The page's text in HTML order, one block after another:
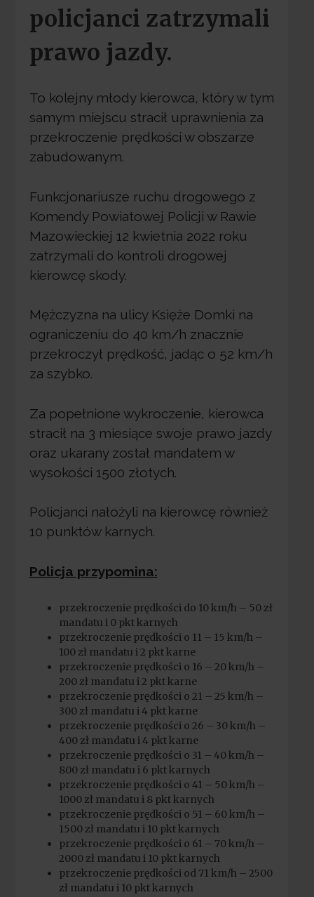
policjanci zatrzymali
prawo jazdy.
To kolejny młody kierowca, który w tym
samym miejscu stracił uprawnienia za
przekroczenie prędkości w obszarze
zabudowanym.
Funkcjonariusze ruchu drogowego z
Komendy Powiatowej Policji w Rawie
Mazowieckiej 12 kwietnia 2022 roku
zatrzymali do kontroli drogowej
kierowcę skody.
Mężczyzna na ulicy Księże Domki na
ograniczeniu do 40 km/h znacznie
przekroczył prędkość, jadąc o 52 km/h
za szybko.
Za popełnione wykroczenie, kierowca
stracił na 3 miesiące swoje prawo jazdy
oraz ukarany został mandatem w
wysokości 1500 złotych.
Policjanci nałożyli na kierowcę również
10 punktów karnych.
Policja przypomina:
przekroczenie prędkości do 10 km/h – 50 zł
mandatu i 0 pkt karnych
przekroczenie prędkości o 11 – 15 km/h –
100 zł mandatu i 2 pkt karne
przekroczenie prędkości o 16 – 20 km/h –
200 zł mandatu i 2 pkt karne
przekroczenie prędkości o 21 – 25 km/h –
300 zł mandatu i 4 pkt karne
przekroczenie prędkości o 26 – 30 km/h –
400 zł mandatu i 4 pkt karne
przekroczenie prędkości o 31 – 40 km/h –
800 zł mandatu i 6 pkt karnych
przekroczenie prędkości o 41 – 50 km/h –
1000 zł mandatu i 8 pkt karnych
przekroczenie prędkości o 51 – 60 km/h –
1500 zł mandatu i 10 pkt karnych
przekroczenie prędkości o 61 – 70 km/h –
2000 zł mandatu i 10 pkt karnych
przekroczenie prędkości od 71 km/h – 2500
zł mandatu i 10 pkt karnych